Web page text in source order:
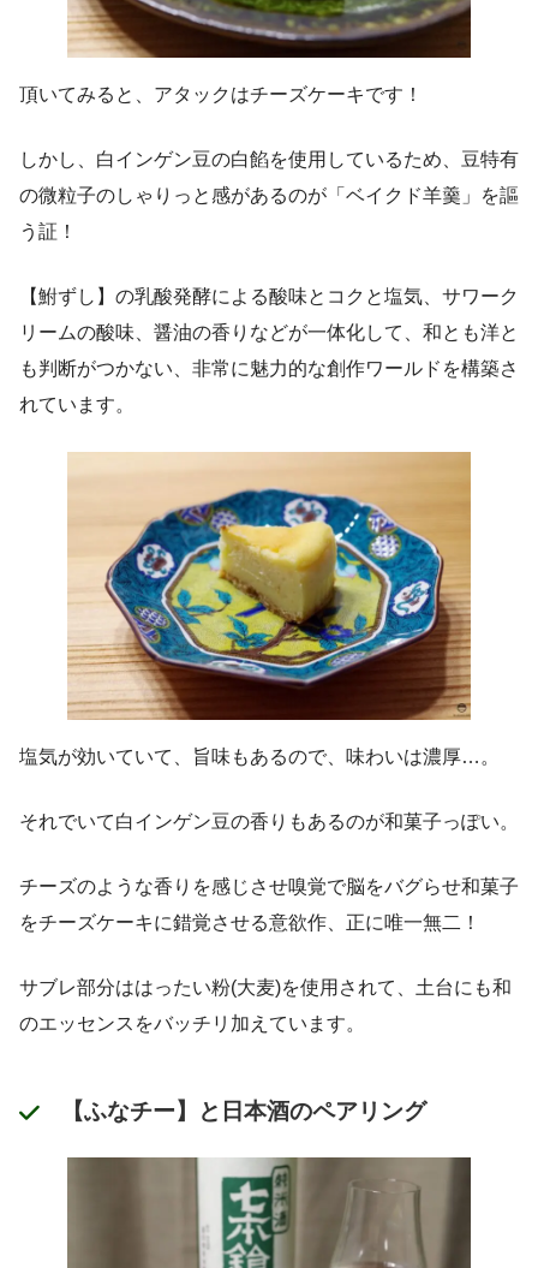
頂いてみると、アタックはチーズケーキです！
しかし、白インゲン豆の白餡を使用しているため、豆特有
の微粒子のしゃりっと感があるのが「ベイクド羊羹」を謳
う証！
【鮒ずし】の乳酸発酵による酸味とコクと塩気、サワーク
リームの酸味、醤油の香りなどが一体化して、和とも洋と
も判断がつかない、非常に魅力的な創作ワールドを構築さ
れています。
塩気が効いていて、旨味もあるので、味わいは濃厚…。
それでいて白インゲン豆の香りもあるのが和菓子っぽい。
チーズのような香りを感じさせ嗅覚で脳をバグらせ和菓子
をチーズケーキに錯覚させる意欲作、正に唯一無二！
サブレ部分ははったい粉(大麦)を使用されて、土台にも和
のエッセンスをバッチリ加えています。
【ふなチー】と日本酒のペアリング